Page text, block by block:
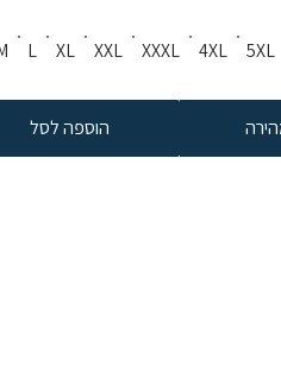
L XL XXL XXXL 4XL 5XL
הוספה לסל